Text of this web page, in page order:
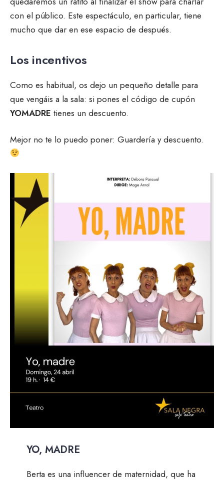
con el público. Este espectáculo, en particular, tiene
mucho que dar en ese espacio de después.
Los incentivos
Como es habitual, os dejo un pequeño detalle para
que vengáis a la sala: si pones el código de cupón
YOMADRE tienes un descuento.
Mejor no te lo puedo poner: Guardería y descuento.
YO, MADRE
Berta es una influencer de maternidad, que ha